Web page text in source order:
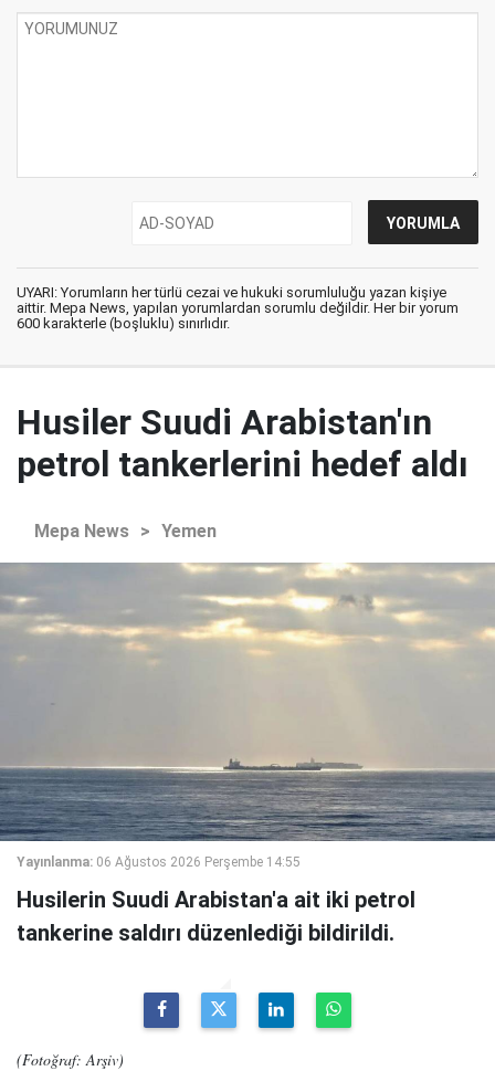
UYARI: Yorumların her türlü cezai ve hukuki sorumluluğu yazan kişiye
aittir. Mepa News, yapılan yorumlardan sorumlu değildir. Her bir yorum
600 karakterle (boşluklu) sınırlıdır.
Husiler Suudi Arabistan'ın
petrol tankerlerini hedef aldı
Mepa News > Yemen
Yayınlanma: 06 Ağustos 2026 Perşembe 14:55
Husilerin Suudi Arabistan'a ait iki petrol
tankerine saldırı düzenlediği bildirildi.
(Fotoğraf: Arşiv)